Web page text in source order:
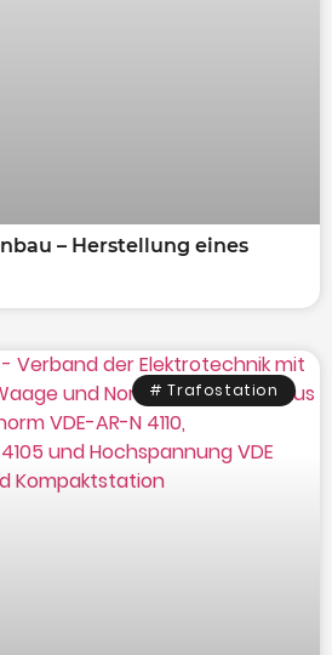
– Herstellung eines
# Trafostation